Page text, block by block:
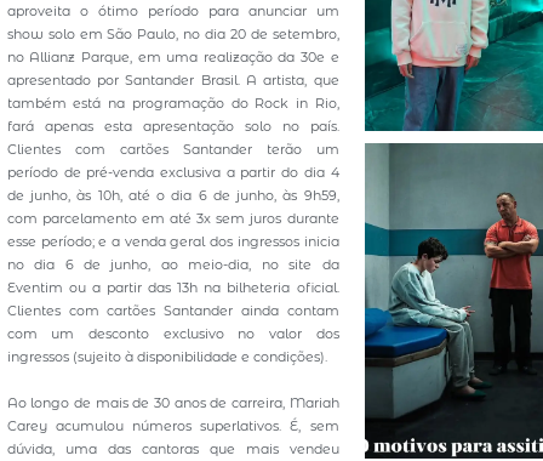
aproveita o ótimo período para anunciar um
show solo em São Paulo, no dia 20 de setembro,
no Allianz Parque, em uma realização da 30e e
apresentado por Santander Brasil. A artista, que
também está na programação do Rock in Rio,
fará apenas esta apresentação solo no país.
Clientes com cartões Santander terão um
período de pré-venda exclusiva a partir do dia 4
de junho, às 10h, até o dia 6 de junho, às 9h59,
com parcelamento em até 3x sem juros durante
esse período; e a venda geral dos ingressos inicia
no dia 6 de junho, ao meio-dia, no site da
Eventim ou a partir das 13h na bilheteria oficial.
Clientes com cartões Santander ainda contam
com um desconto exclusivo no valor dos
ingressos (sujeito à disponibilidade e condições).
Ao longo de mais de 30 anos de carreira, Mariah
Carey acumulou números superlativos. É, sem
dúvida, uma das cantoras que mais vendeu